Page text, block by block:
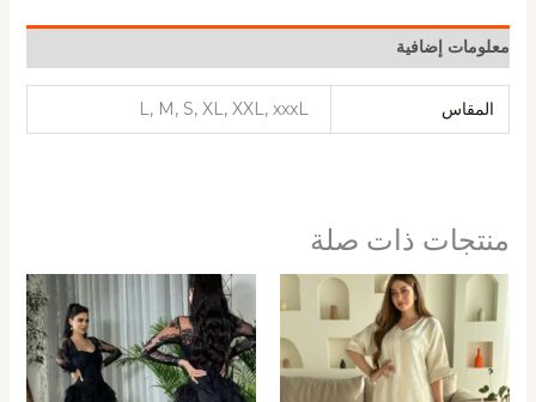
معلومات إضافية
المقاس L, M, S, XL, XXL, xxxL
منتجات ذات صلة